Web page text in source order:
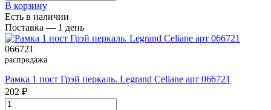
В корзинy
Есть в наличии
Поставка — 1 день
066721
распродажа
Рамка 1 пост Грэй перкаль. Legrand Celiane арт 066721
202 ₽